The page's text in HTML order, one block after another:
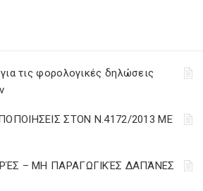
τις φορολογικές δηλώσεις
ΣΤΟΝ Ν.4172/2013 ΜΕ
– ΜΗ ΠΑΡΑΓΩΓΙΚΈΣ ΔΑΠΆΝΕΣ